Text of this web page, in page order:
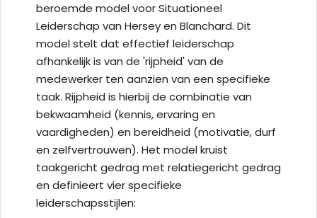
beroemde model voor Situationeel
Leiderschap van Hersey en Blanchard. Dit
model stelt dat effectief leiderschap
afhankelijk is van de 'rijpheid' van de
medewerker ten aanzien van een specifieke
taak. Rijpheid is hierbij de combinatie van
bekwaamheid (kennis, ervaring en
vaardigheden) en bereidheid (motivatie, durf
en zelfvertrouwen). Het model kruist
taakgericht gedrag met relatiegericht gedrag
en definieert vier specifieke
leiderschapsstijlen: